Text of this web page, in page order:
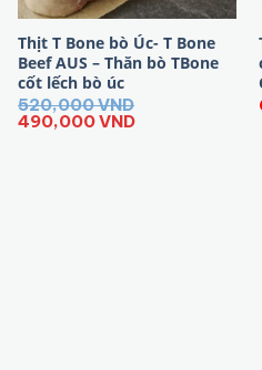
Thịt T Bone bò Úc- T Bone
Beef AUS – Thăn bò TBone
cốt lếch bò úc
520,000VND
Giá
490,000VNDGiá